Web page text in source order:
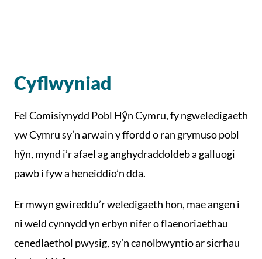
Cyflwyniad
Fel Comisiynydd Pobl Hŷn Cymru, fy ngweledigaeth
yw Cymru sy’n arwain y ffordd o ran grymuso pobl
hŷn, mynd i’r afael ag anghydraddoldeb a galluogi
pawb i fyw a heneiddio’n dda.
Er mwyn gwireddu’r weledigaeth hon, mae angen i
ni weld cynnydd yn erbyn nifer o flaenoriaethau
cenedlaethol pwysig, sy’n canolbwyntio ar sicrhau